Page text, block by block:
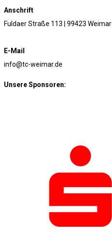
Anschrift
Fuldaer Straße 113 | 99423 Weimar
E-Mail
info@tc-weimar.de
Unsere Sponsoren: